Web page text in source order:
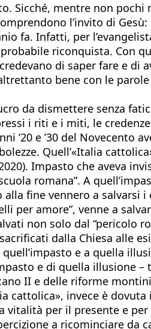
Sicché, mentre non
l’invito di Gesù:
fa. Infatti, per
riconquista. Con
di saper fare e
bene con le
da dismettere senza
i riti e i miti, le credenze
’20 e ’30 del Novecento
Quell’«Italia
Impasto che aveva
romana”. A
alla fine vennero a
per amore”, venne a
non solo dal “pericolo
dalla Chiesa alle
e a quella
e di quella illusione
II e delle riforme
cattolica», invece è
vitalità per il presente e
a ricominciare da